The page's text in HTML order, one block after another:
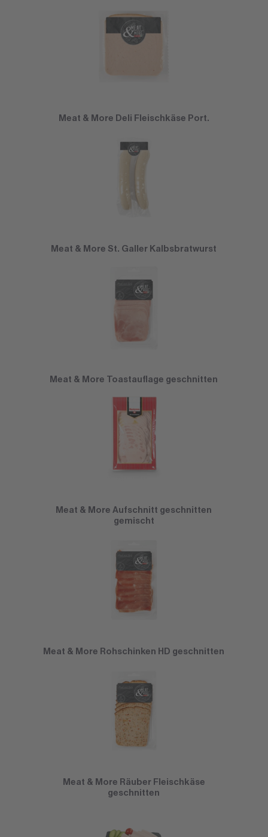
Meat & More Deli Fleischkäse Port.
Meat & More St. Galler Kalbsbratwurst
Meat & More Toastauflage geschnitten
Meat & More Aufschnitt geschnitten
gemischt
Meat & More Rohschinken HD geschnitten
Meat & More Räuber Fleischkäse
geschnitten